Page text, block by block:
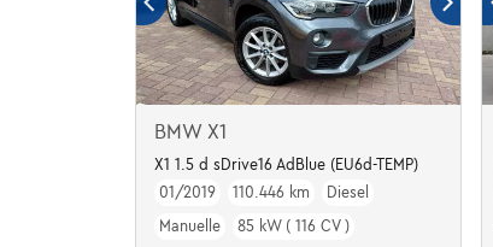
BMW X1
X1 1.5 d sDrive16 AdBlue (EU6d-TEMP)
01/2019
110.446 km
Diesel
Manuelle
85 kW ( 116 CV )